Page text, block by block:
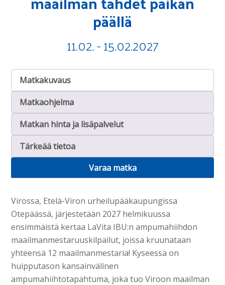
päällä
11.02. - 15.02.2027
Matkakuvaus
Matkaohjelma
Matkan hinta ja lisäpalvelut
Tärkeää tietoa
Varaa matka
Virossa, Etelä-Viron urheilupääkaupungissa
Otepäässä, järjestetään 2027 helmikuussa
ensimmäistä kertaa LaVita IBU:n ampumahiihdon
maailmanmestaruuskilpailut, joissa kruunataan
yhteensä 12 maailmanmestaria! Kyseessä on
huipputason kansainvälinen
ampumahiihtotapahtuma, joka tuo Viroon maailman